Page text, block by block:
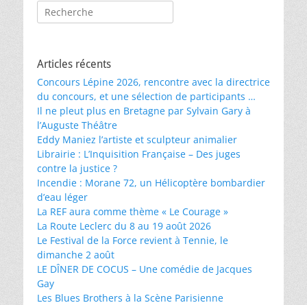
articles
Rechercher :
Articles récents
Concours Lépine 2026, rencontre avec la directrice
du concours, et une sélection de participants …
Il ne pleut plus en Bretagne par Sylvain Gary à
l’Auguste Théâtre
Eddy Maniez l’artiste et sculpteur animalier
Librairie : L’Inquisition Française – Des juges
contre la justice ?
Incendie : Morane 72, un Hélicoptère bombardier
d’eau léger
La REF aura comme thème « Le Courage »
La Route Leclerc du 8 au 19 août 2026
Le Festival de la Force revient à Tennie, le
dimanche 2 août
LE DÎNER DE COCUS – Une comédie de Jacques
Gay
Les Blues Brothers à la Scène Parisienne